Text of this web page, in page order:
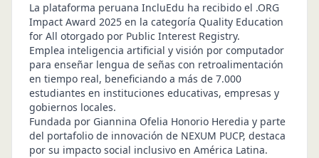
La plataforma peruana IncluEdu ha recibido el .ORG
Impact Award 2025 en la categoría Quality Education
for All otorgado por Public Interest Registry.
Emplea inteligencia artificial y visión por computador
para enseñar lengua de señas con retroalimentación
en tiempo real, beneficiando a más de 7.000
estudiantes en instituciones educativas, empresas y
gobiernos locales.
Fundada por Giannina Ofelia Honorio Heredia y parte
del portafolio de innovación de NEXUM PUCP, destaca
por su impacto social inclusivo en América Latina.